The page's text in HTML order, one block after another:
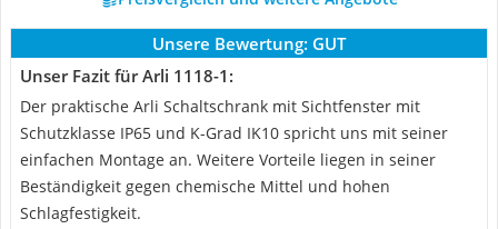
Unsere Bewertung: GUT
Unser Fazit für Arli 1118-1:
Der praktische Arli Schaltschrank mit Sichtfenster mit
Schutzklasse IP65 und K-Grad IK10 spricht uns mit seiner
einfachen Montage an. Weitere Vorteile liegen in seiner
Beständigkeit gegen chemische Mittel und hohen
Schlagfestigkeit.